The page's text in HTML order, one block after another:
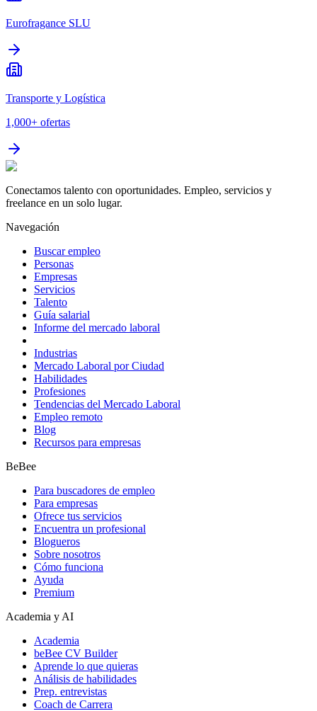
Eurofragance SLU
Transporte y Logística
1,000+ ofertas
Conectamos talento con oportunidades. Empleo, servicios y
freelance en un solo lugar.
Navegación
Buscar empleo
Personas
Empresas
Servicios
Talento
Guía salarial
Informe del mercado laboral
Industrias
Mercado Laboral por Ciudad
Habilidades
Profesiones
Tendencias del Mercado Laboral
Empleo remoto
Blog
Recursos para empresas
BeBee
Para buscadores de empleo
Para empresas
Ofrece tus servicios
Encuentra un profesional
Blogueros
Sobre nosotros
Cómo funciona
Ayuda
Premium
Academia y AI
Academia
beBee CV Builder
Aprende lo que quieras
Análisis de habilidades
Prep. entrevistas
Coach de Carrera